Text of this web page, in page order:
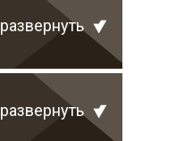
развернуть
развернуть